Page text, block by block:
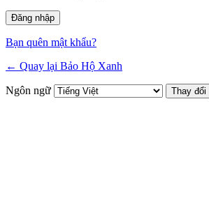
Bạn quên mật khẩu?
← Quay lại Bảo Hộ Xanh
Ngôn ngữ